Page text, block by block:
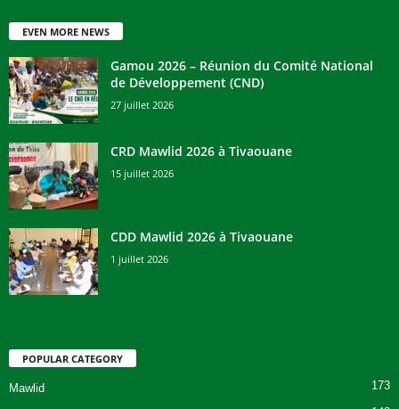
EVEN MORE NEWS
Gamou 2026 – Réunion du Comité National
de Développement (CND)
27 juillet 2026
CRD Mawlid 2026 à Tivaouane
15 juillet 2026
CDD Mawlid 2026 à Tivaouane
1 juillet 2026
POPULAR CATEGORY
Mawlid 173